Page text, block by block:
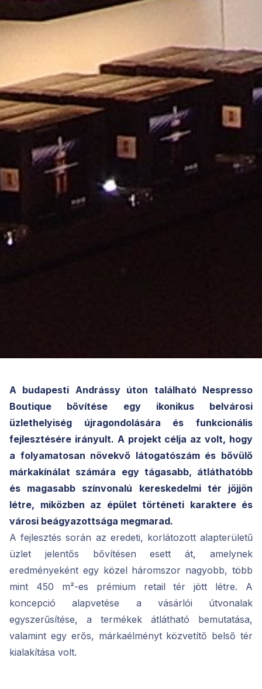
A budapesti Andrássy úton található Nespresso
Boutique bővítése egy ikonikus belvárosi
üzlethelyiség újragondolására és funkcionális
fejlesztésére irányult. A projekt célja az volt, hogy
a folyamatosan növekvő látogatószám és bővülő
márkakínálat számára egy tágasabb, átláthatóbb
és magasabb színvonalú kereskedelmi tér jöjjön
létre, miközben az épület történeti karaktere és
városi beágyazottsága megmarad.
A fejlesztés során az eredeti, korlátozott alapterületű
üzlet jelentős bővítésen esett át, amelynek
eredményeként egy közel háromszor nagyobb, több
mint 450 m²-es prémium retail tér jött létre. A
koncepció alapvetése a vásárlói útvonalak
egyszerűsítése, a termékek átlátható bemutatása,
valamint egy erős, márkaélményt közvetítő belső tér
kialakítása volt.